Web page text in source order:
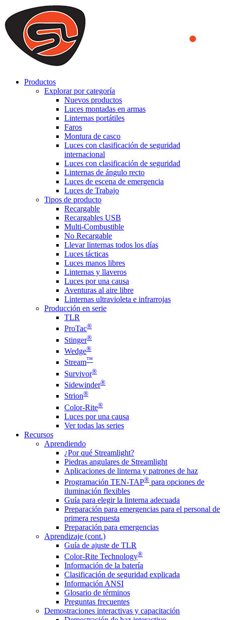
We use cookies to ensure that we provide you the best experience
on our website. By continuing to browse this website, you accept
that cookies are used to help us analyze how the website is used and
to offer you a better experience. To learn more or to find out how
you can disable cookies, you can access our
Productos
Explorar por categoría
Nuevos productos
Luces montadas en armas
Linternas portátiles
Faros
Montura de casco
Luces con clasificación de seguridad
internacional
Luces con clasificación de seguridad
Linternas de ángulo recto
Luces de escena de emergencia
Luces de Trabajo
Tipos de producto
Recargable
Recargables USB
Multi-Combustible
No Recargable
Llevar linternas todos los días
Luces tácticas
Luces manos libres
Linternas y llaveros
Luces por una causa
Aventuras al aire libre
Linternas ultravioleta e infrarrojas
Producción en serie
TLR
ProTac®
Stinger®
Wedge®
Stream™
Survivor®
Sidewinder®
Strion®
Color-Rite®
Luces por una causa
Ver todas las series
Recursos
Aprendiendo
¿Por qué Streamlight?
Piedras angulares de Streamlight
Aplicaciones de linterna y patrones de haz
Programación TEN-TAP® para opciones de
iluminación flexibles
Guía para elegir la linterna adecuada
Preparación para emergencias para el personal de
primera respuesta
Preparación para emergencias
Aprendizaje (cont.)
Guía de ajuste de TLR
Color-Rite Technology®
Información de la batería
Clasificación de seguridad explicada
Información ANSI
Glosario de términos
Preguntas frecuentes
Demostraciones interactivas y capacitación